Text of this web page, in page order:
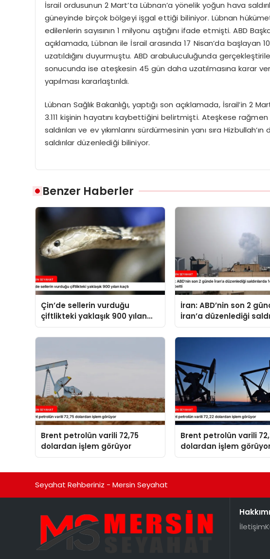
İsrail ordusunun 2 Mart’ta Lübnan’a yönelik yoğun hava
güneyinde birçok bölgeyi işgal ettiği biliniyor. Lübnan
edilenlerin sayısının 1 milyonu aştığını ifade etmişti. ABD
açıklamada, Lübnan ile İsrail arasında 17 Nisan’da
uzatıldığını duyurmuştu. ABD arabuluculuğunda
sonucunda ise ateşkesin 45 gün daha uzatılmasına karar
yapılması kararlaştırıldı.
Lübnan Sağlık Bakanlığı, yaptığı son açıklamada, İsrail’in 2
3.111 kişinin hayatını kaybettiğini belirtmişti. Ateşkese
saldırıları ve ev yıkımlarını sürdürmesinin yanı sıra
saldırılar düzenlediği biliniyor.
Benzer Haberler
Çin’de sellerin vurduğu
çiftlikteki yaklaşık 900 yılan
kaçtı
İran: ABD’nin son 2
İran’a düzenlediği
14 kişi hayatını
Brent petrolün varili 72,75
dolardan işlem görüyor
Brent petrolün varili
dolardan işlem
Seyahat Rehberiniz - Mersin Seyahat
İletişim